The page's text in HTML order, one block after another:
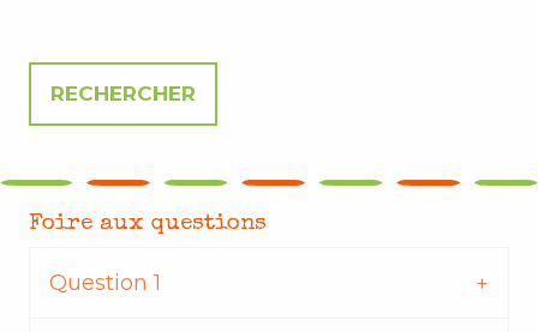
Foire aux questions
Question 1